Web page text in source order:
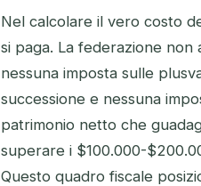
Nel calcolare il vero costo
si paga. La federazione
nessuna imposta sulle
successione e nessuna
patrimonio netto che
superare i $100.000-
Questo quadro fiscale